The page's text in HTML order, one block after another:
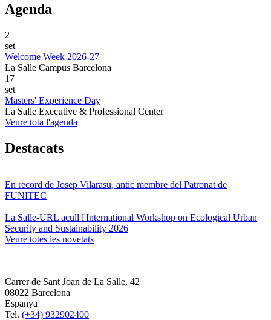
Agenda
2
set
Welcome Week 2026-27
La Salle Campus Barcelona
17
set
Masters' Experience Day
La Salle Executive & Professional Center
Veure tota l'agenda
Destacats
En record de Josep Vilarasu, antic membre del Patronat de
FUNITEC
La Salle-URL acull l'International Workshop on Ecological Urban
Security and Sustainability 2026
Veure totes les novetats
Carrer de Sant Joan de La Salle, 42
08022 Barcelona
Espanya
Tel. (+34) 932902400